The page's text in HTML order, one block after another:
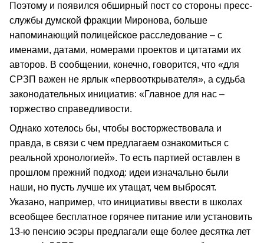
Поэтому и появился обширный пост со стороны пресс-
службы думской фракции Миронова, больше
напоминающий полицейское расследование – с
именами, датами, номерами проектов и цитатами их
авторов. В сообщении, конечно, говорится, что «для
СРЗП важен не ярлык «первооткрывателя», а судьба
законодательных инициатив: «Главное для нас –
торжество справедливости.
Однако хотелось бы, чтобы восторжествовала и
правда, в связи с чем предлагаем ознакомиться с
реальной хронологией». То есть партией оставлен в
прошлом прежний подход: идеи изначально были
наши, но пусть лучше их утащат, чем выбросят.
Указано, например, что инициативы ввести в школах
всеобщее бесплатное горячее питание или установить
13-ю пенсию эсэры предлагали еще более десятка лет